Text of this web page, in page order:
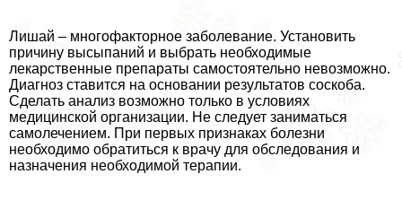
Лишай – многофакторное заболевание. Установить
причину высыпаний и выбрать необходимые
лекарственные препараты самостоятельно невозможно.
Диагноз ставится на основании результатов соскоба.
Сделать анализ возможно только в условиях
медицинской организации. Не следует заниматься
самолечением. При первых признаках болезни
необходимо обратиться к врачу для обследования и
назначения необходимой терапии.